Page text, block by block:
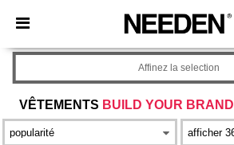
× Appli Needen
Meilleurs prix sur l’app !
VÊTEMENTS BUILD YOUR BRAND
Affinez la selection